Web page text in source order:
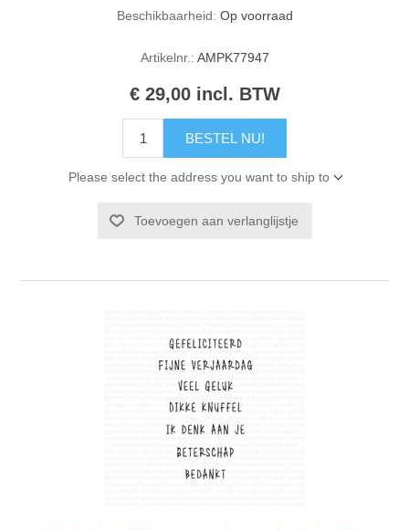
Beschikbaarheid: Op voorraad
Artikelnr.: AMPK77947
€ 29,00 incl. BTW
BESTEL NU!
Please select the address you want to ship to
Toevoegen aan verlanglijstje